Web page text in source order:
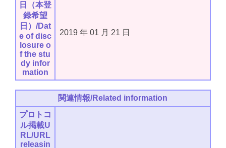
日（本登
録希望
日）/Dat
e of disc
losure o
f the stu
dy infor
mation
2019 年 01 月 21 日
関連情報/Related information
プロトコ
ル掲載U
RL/URL
releasin